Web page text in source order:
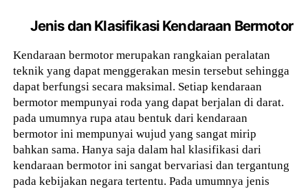
Jenis dan Klasifikasi Kendaraan Bermotor
Kendaraan bermotor merupakan rangkaian peralatan
teknik yang dapat menggerakan mesin tersebut sehingga
dapat berfungsi secara maksimal. Setiap kendaraan
bermotor mempunyai roda yang dapat berjalan di darat.
pada umumnya rupa atau bentuk dari kendaraan
bermotor ini mempunyai wujud yang sangat mirip
bahkan sama. Hanya saja dalam hal klasifikasi dari
kendaraan bermotor ini sangat bervariasi dan tergantung
pada kebijakan negara tertentu. Pada umumnya jenis